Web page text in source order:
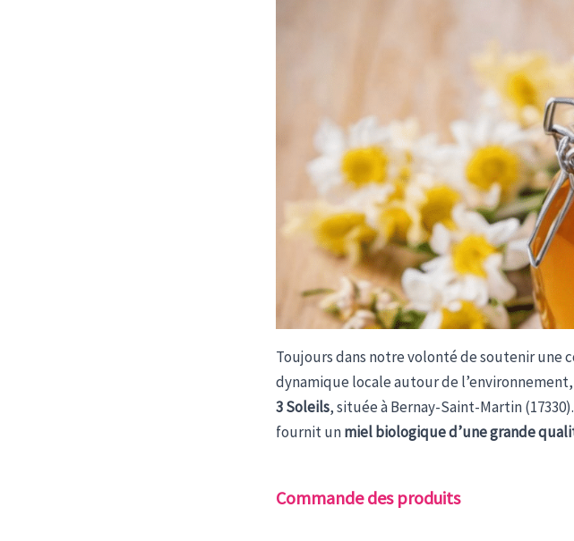
Toujours dans notre volonté de soutenir une
dynamique locale autour de
3 Soleils, située à Bernay-Saint-Martin
fournit unmiel biologiqued’une grande
Commande des produits